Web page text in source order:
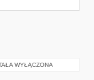
WYŁĄCZONA